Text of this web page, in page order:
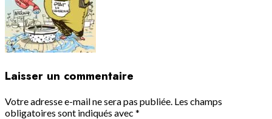
Laisser un commentaire
Votre adresse e-mail ne sera pas publiée. Les champs
obligatoires sont indiqués avec *